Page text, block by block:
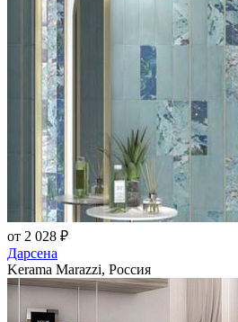
от 2 028 ₽
Дарсена
Kerama Marazzi, Россия